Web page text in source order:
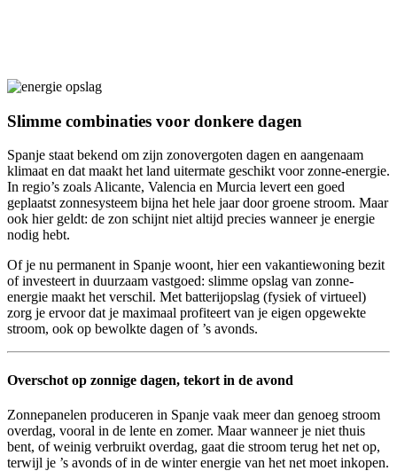
Slimme combinaties voor donkere dagen
Spanje staat bekend om zijn zonovergoten dagen en aangenaam
klimaat en dat maakt het land uitermate geschikt voor zonne-energie.
In regio’s zoals Alicante, Valencia en Murcia levert een goed
geplaatst zonnesysteem bijna het hele jaar door groene stroom. Maar
ook hier geldt: de zon schijnt niet altijd precies wanneer je energie
nodig hebt.
Of je nu permanent in Spanje woont, hier een vakantiewoning bezit
of investeert in duurzaam vastgoed: slimme opslag van zonne-
energie maakt het verschil. Met batterijopslag (fysiek of virtueel)
zorg je ervoor dat je maximaal profiteert van je eigen opgewekte
stroom, ook op bewolkte dagen of ’s avonds.
Overschot op zonnige dagen, tekort in de avond
Zonnepanelen produceren in Spanje vaak meer dan genoeg stroom
overdag, vooral in de lente en zomer. Maar wanneer je niet thuis
bent, of weinig verbruikt overdag, gaat die stroom terug het net op,
terwijl je ’s avonds of in de winter energie van het net moet inkopen.